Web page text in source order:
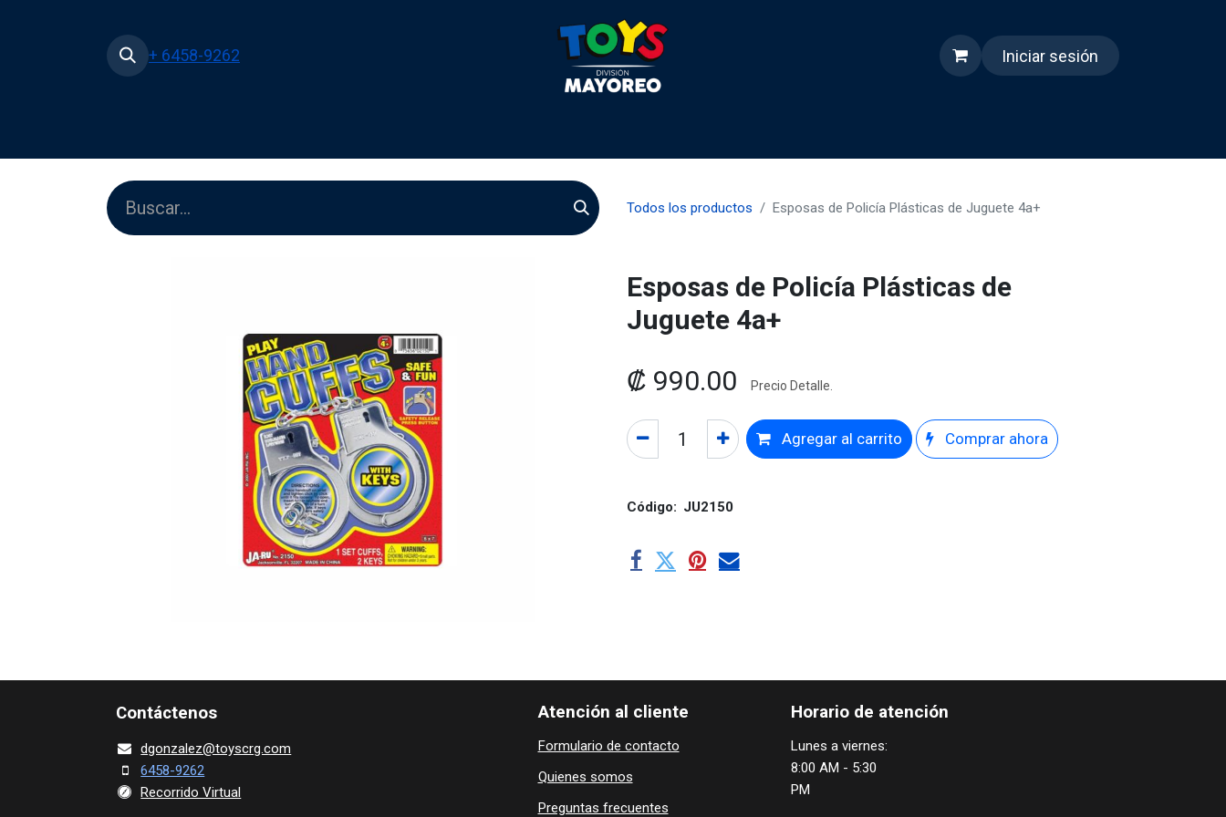
+ 6458-9262 Iniciar sesión
Todos los productos Esposas de Policía Plásticas de Juguete 4a+
Esposas de Policía Plásticas de
Juguete 4a+
₡ 990.00 Precio Detalle.
Agregar al carrito Comprar ahora
Código: JU2150
Contácte​nos
dgonza​lez@toy​scrg.c​o​m
6458-9262
Recorrido Virtual
Horario de atención
Lunes a viernes:
8:00 AM - 5:30
PM
Atención al cliente
Formulario de contacto
Quienes ​som​​​os
Preguntas frecuentes